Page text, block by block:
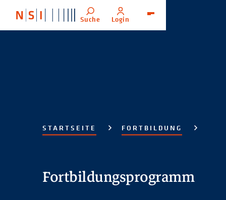
Suche Login
STARTSEITE FORTBILDUNG
Fortbildungsprogramm